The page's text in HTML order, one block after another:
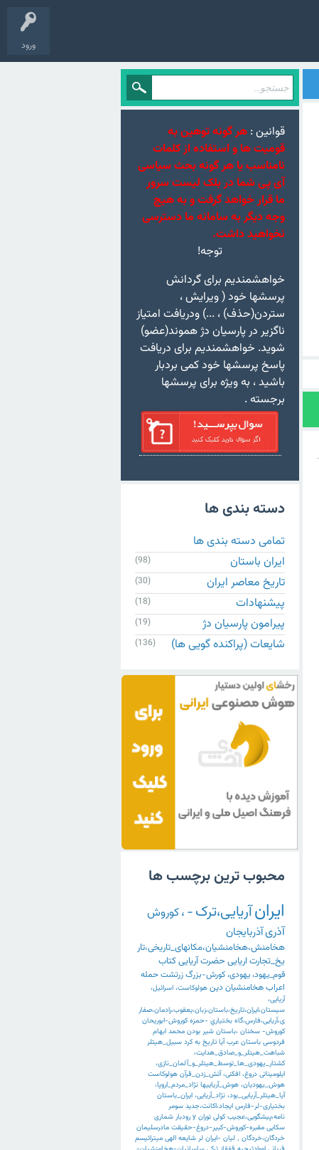
ورود
قوانین : هر گونه توهین به
قومیت ها و استفاده از کلمات
نامناسب یا هر گونه بحث سیاسی
آی پی شما در بلک لیست سرور
ما قرار خواهد گرفت و به هیچ
وجه دیگر به سامانه ما دسترسی
نخواهید داشت.
توجه!
خواهشمندیم برای گردانش
پرسشها خود ( ویرایش ،
ستردن(حذف) ، ...) ودریافت امتیاز
ناگزیر در پارسیان دژ هموند(عضو)
شوید. خواهشمندیم برای دریافت
پاسخ پرسشها خود کمی بردبار
باشید ، به ویژه برای پرسشها
برجسته .
دسته بندی ها
تمامی دسته بندی ها
ایران باستان
(98)
تاریخ معاصر ایران (30)
پیشنهادات (18)
پیرامون پارسیان دژ (19)
شایعات (پراکنده گویی ها) (136)
محبوب ترین برچسب ها
ایرانآریایی،ترک-،کوروش
آذریآذربایجان
هخامنش،هخامنشیان،مکانهای_تاریخی،تار
یخ_تجارت اریایی حضرتآریاییکتاب
قوم_یهود،یهودی،کورش-بزرگزرتشتحمله
اعرابهخامنشیان دین هولوکاست، اسرائیل،
آریایی،
سیستان،ایران،تاریخ،باستان،زبان،یعقوب،رادمان،صفار
ی،آریایی،فارس،گاه بختياري -حمزه کوروش-ابوریحان
کوروش- سخنان ،باستان شیر بودن محمد ابهام
فردوسی باستان عرب آیا تاریخ به کرد سبیل_هیتلر
شباهت_هیتلر_و_صادق_هدایت،
کشتار_یهودی_ها_توسط_هیتلر_و_آلمان_نازی،
ایلومیناتی دروغ، افکنی، آتش_زدن_قرآن هولوکاست
هوش_یهودیان، هوش_آریاییها نژاد_مردم_اروپا،
آیا_هیتلر_آریایی_بود، نژاد_آریایی، ایران_باستان
بختیاری-لر-فارس ایجاد،اکانت،جدید سومر
نامه،پیشگویی،عجیب کولی توران y رودبار شماری
سکایی مقبره-کوروش-کبیر-دروغ-حقیقت مادرسلیمان
خردگان،خردگان ٬ لیان -ایران لر شایعه الهی میترائیسم